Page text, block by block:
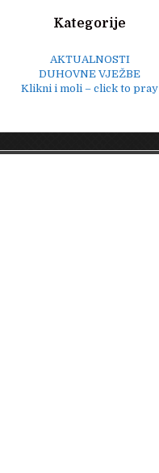
Kategorije
AKTUALNOSTI
DUHOVNE VJEŽBE
Klikni i moli – click to pray